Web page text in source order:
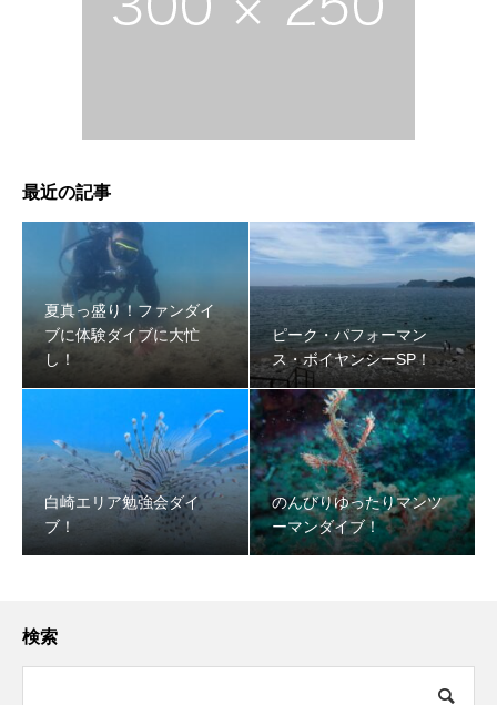
最近の記事
夏真っ盛り！ファンダイ
ブに体験ダイブに大忙
し！
ピーク・パフォーマン
ス・ボイヤンシーSP！
白崎エリア勉強会ダイ
ブ！
のんびりゆったりマンツ
ーマンダイブ！
検索